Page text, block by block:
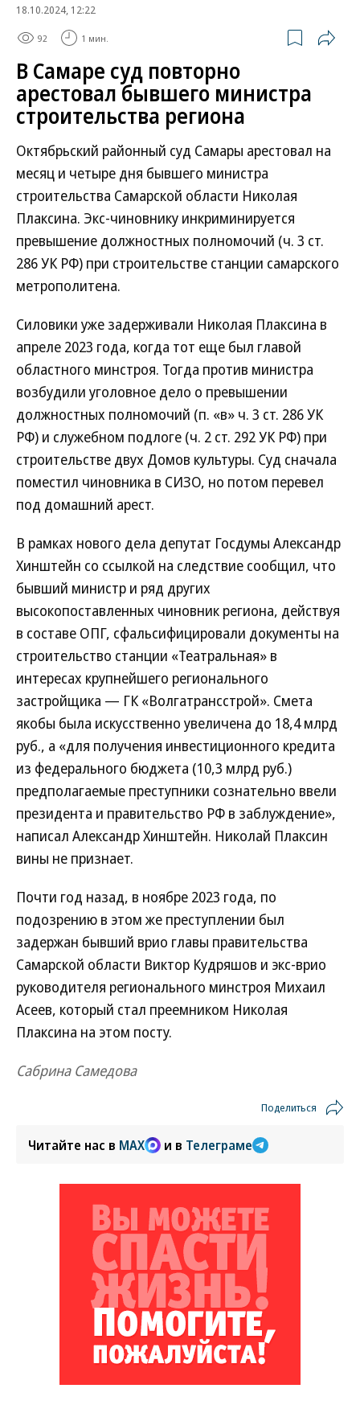
18.10.2024, 12:22
92 1 мин.
В Самаре суд повторно
арестовал бывшего министра
строительства региона
Октябрьский районный суд Самары арестовал на
месяц и четыре дня бывшего министра
строительства Самарской области Николая
Плаксина. Экс-чиновнику инкриминируется
превышение должностных полномочий (ч. 3 ст.
286 УК РФ) при строительстве станции самарского
метрополитена.
Силовики уже задерживали Николая Плаксина в
апреле 2023 года, когда тот еще был главой
областного минстроя. Тогда против министра
возбудили уголовное дело о превышении
должностных полномочий (п. «в» ч. 3 ст. 286 УК
РФ) и служебном подлоге (ч. 2 ст. 292 УК РФ) при
строительстве двух Домов культуры. Суд сначала
поместил чиновника в СИЗО, но потом перевел
под домашний арест.
В рамках нового дела депутат Госдумы Александр
Хинштейн со ссылкой на следствие сообщил, что
бывший министр и ряд других
высокопоставленных чиновник региона, действуя
в составе ОПГ, сфальсифицировали документы на
строительство станции «Театральная» в
интересах крупнейшего регионального
застройщика — ГК «Волгатрансстрой». Смета
якобы была искусственно увеличена до 18,4 млрд
руб., а «для получения инвестиционного кредита
из федерального бюджета (10,3 млрд руб.)
предполагаемые преступники сознательно ввели
президента и правительство РФ в заблуждение»,
написал Александр Хинштейн. Николай Плаксин
вины не признает.
Почти год назад, в ноябре 2023 года, по
подозрению в этом же преступлении был
задержан бывший врио главы правительства
Самарской области Виктор Кудряшов и экс-врио
руководителя регионального минстроя Михаил
Асеев, который стал преемником Николая
Плаксина на этом посту.
Сабрина Самедова
Поделиться
Читайте нас в MAX и в Телеграме